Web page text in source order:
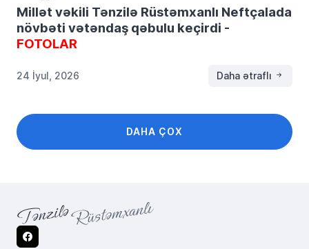
Millət vəkili Tənzilə Rüstəmxanlı Neftçalada
növbəti vətəndaş qəbulu keçirdi -
FOTOLAR
24 İyul, 2026 Daha ətraflı
DAHA ÇOX
Facebook